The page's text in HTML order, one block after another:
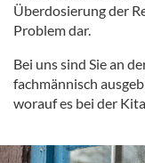
Überdosierung der
Problem dar.
Bei uns sind Sie an
fachmännisch
worauf es bei der